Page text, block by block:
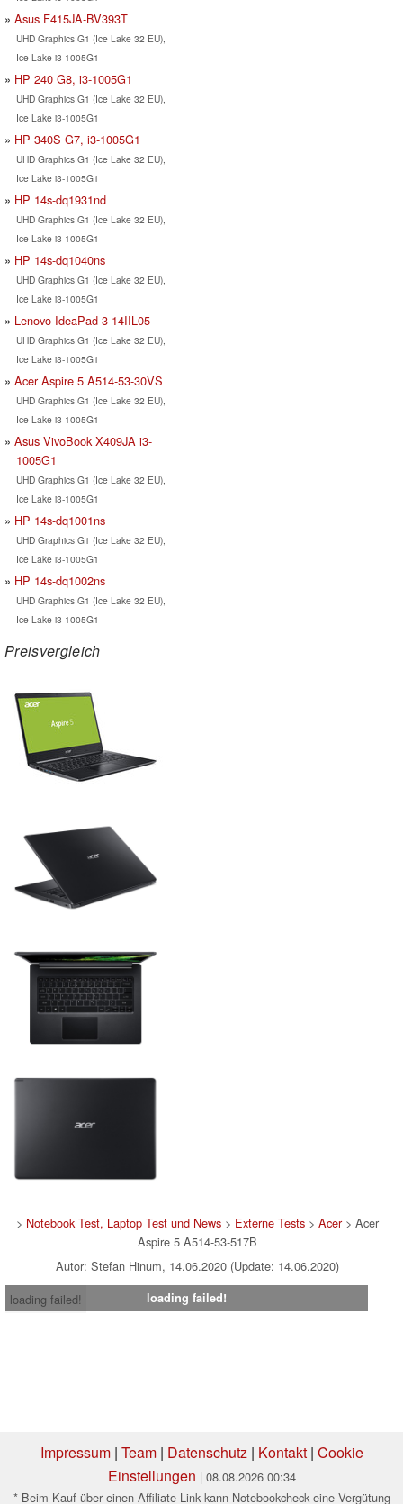
Asus F415JA-BV393T
UHD Graphics G1 (Ice Lake 32 EU),
Ice Lake i3-1005G1
HP 240 G8, i3-1005G1
UHD Graphics G1 (Ice Lake 32 EU),
Ice Lake i3-1005G1
HP 340S G7, i3-1005G1
UHD Graphics G1 (Ice Lake 32 EU),
Ice Lake i3-1005G1
HP 14s-dq1931nd
UHD Graphics G1 (Ice Lake 32 EU),
Ice Lake i3-1005G1
HP 14s-dq1040ns
UHD Graphics G1 (Ice Lake 32 EU),
Ice Lake i3-1005G1
Lenovo IdeaPad 3 14IIL05
UHD Graphics G1 (Ice Lake 32 EU),
Ice Lake i3-1005G1
Acer Aspire 5 A514-53-30VS
UHD Graphics G1 (Ice Lake 32 EU),
Ice Lake i3-1005G1
Asus VivoBook X409JA i3-
1005G1
UHD Graphics G1 (Ice Lake 32 EU),
Ice Lake i3-1005G1
HP 14s-dq1001ns
UHD Graphics G1 (Ice Lake 32 EU),
Ice Lake i3-1005G1
HP 14s-dq1002ns
UHD Graphics G1 (Ice Lake 32 EU),
Ice Lake i3-1005G1
Preisvergleich
> Notebook Test, Laptop Test und News> Externe Tests> Acer> Acer
Aspire 5 A514-53-517B
Autor: Stefan Hinum, 14.06.2020 (Update: 14.06.2020)
loading failed!
loading failed!
Impressum| Team| Datenschutz | Kontakt| Cookie
Einstellungen | 08.08.2026 00:34
* Beim Kauf über einen Affiliate-Link kann Notebookcheck eine Vergütung